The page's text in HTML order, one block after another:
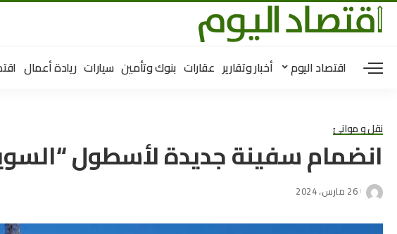
اقتصاد اليوم أخبار وتقارير عقارات بنوك وتأمين سيارات ريادة أعمال
نقل و موانئ
انضمام سفينة جديدة لأسطول
26 مارس، 2024